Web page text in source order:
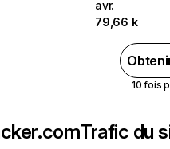
avr.
79,66 k
10 fois
Trafic du